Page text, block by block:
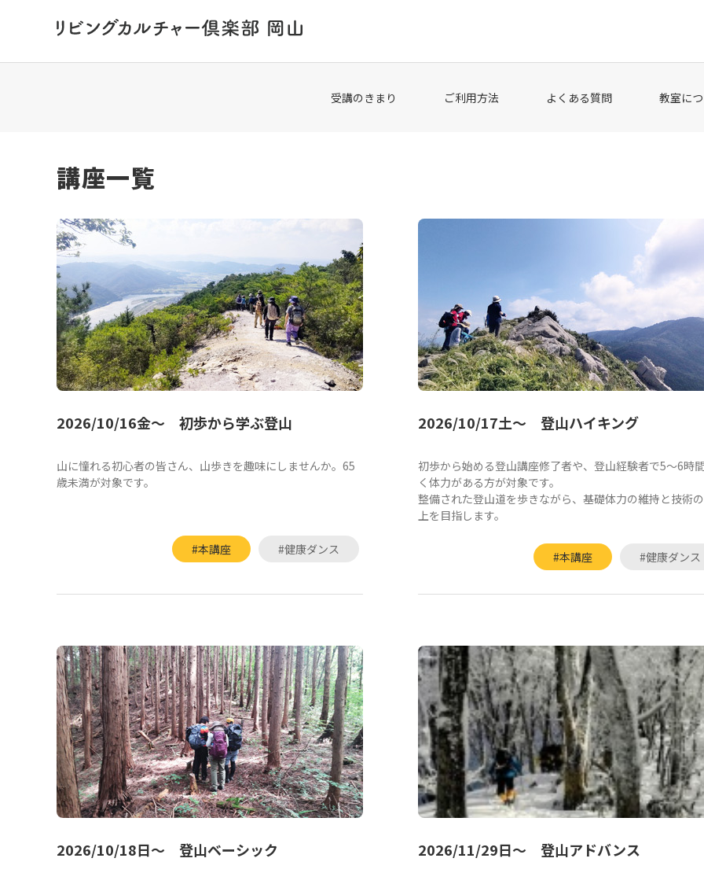
受講のきまり ご利用方法 よくある質問 教室に
講座一覧
2026/10/16金～ 初歩から学ぶ登山
山に憧れる初心者の皆さん、山歩きを趣味にしませんか。65
歳未満が対象です。
#本講座 #健康ダンス
2026/10/17土～ 登山ハイキング
初歩から始める登山講座修了者や、登山経験者で5～6時
く体力がある方が対象です。
整備された登山道を歩きながら、基礎体力の維持と技術
上を目指します。
#本講座 #健康ダンス
2026/10/18日～ 登山ベーシック 2026/11/29日～ 登山アドバンス